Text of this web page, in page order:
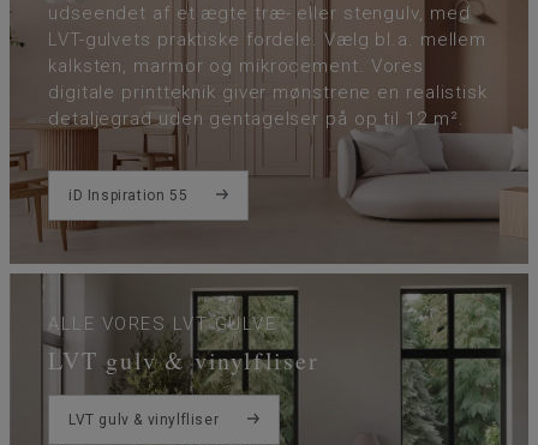
udseendet af et ægte træ- eller stengulv, med
LVT-gulvets praktiske fordele. Vælg bl.a. mellem
kalksten, marmor og mikrocement. Vores
digitale printteknik giver mønstrene en realistisk
detaljegrad uden gentagelser på op til 12 m².
iD Inspiration 55
ALLE VORES LVT GULVE
LVT gulv & vinylfliser
LVT gulv & vinylfliser